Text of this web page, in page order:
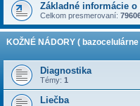
Základné informácie
Celkom presmerovaní:
KOŽNÉ NÁDORY (
Diagnostika
Témy: 1
Liečba